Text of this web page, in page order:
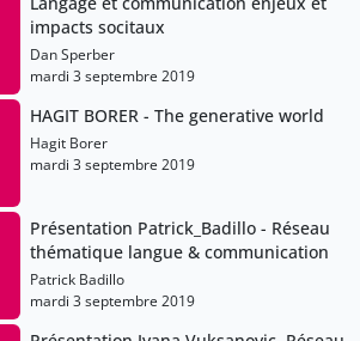
impacts socitaux
Dan Sperber
mardi 3 septembre 2019
HAGIT BORER - The generative world
Hagit Borer
mardi 3 septembre 2019
Présentation Patrick_Badillo - Réseau
thématique langue & communication
Patrick Badillo
mardi 3 septembre 2019